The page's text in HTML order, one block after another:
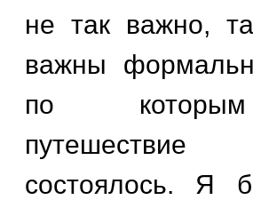
не так важно,
важны
по
состоялось. Я